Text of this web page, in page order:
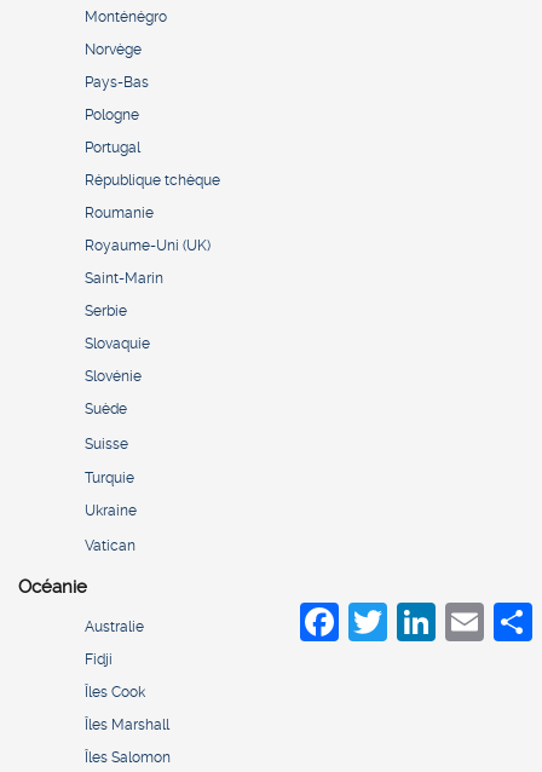
Monténégro
Norvège
Pays-Bas
Pologne
Portugal
République tchèque
Roumanie
Royaume-Uni (UK)
Saint-Marin
Serbie
Slovaquie
Slovénie
Suède
Suisse
Turquie
Ukraine
Vatican
Océanie
Australie
Fidji
Îles Cook
Îles Marshall
Îles Salomon
FacebookTwitter LinkedInEmail